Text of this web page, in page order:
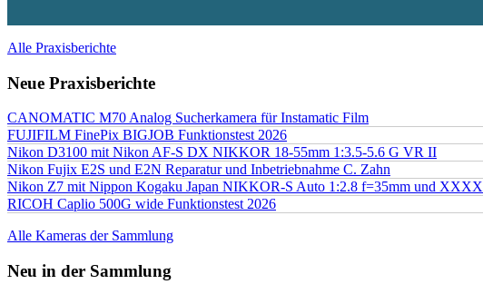
Alle Praxisberichte
Neue Praxisberichte
CANOMATIC M70 Analog Sucherkamera für Instamatic Film
FUJIFILM FinePix BIGJOB Funktionstest 2026
Nikon D3100 mit Nikon AF-S DX NIKKOR 18-55mm 1:3.5-5.6 G VR II
Nikon Fujix E2S und E2N Reparatur und Inbetriebnahme C. Zahn
Nikon Z7 mit Nippon Kogaku Japan NIKKOR-S Auto 1:2.8 f=35mm und XXXX
RICOH Caplio 500G wide Funktionstest 2026
Alle Kameras der Sammlung
Neu in der Sammlung